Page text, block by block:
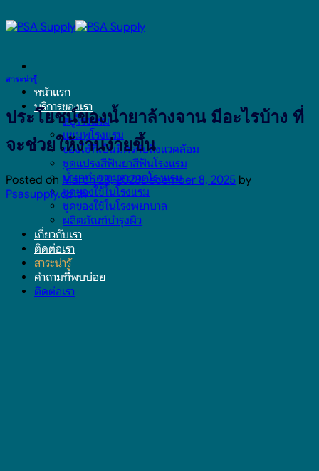
to
หน้าแรก
บริการของเรา
สบู่โรงแรม
แชมพูโรงแรม
ของใช้ที่เป็นมิตรกับสิ่งแวดล้อม
ชุดแปรงสีฟันยาสีฟันโรงแรม
น้ำยาทำความสะอาดโรงแรม
ชุดของใช้ในโรงแรม
ชุดของใช้ในโรงพยาบาล
ผลิตภัณฑ์บำรุงผิว
เกี่ยวกับเรา
ติดต่อเรา
สาระน่ารู้
คำถามที่พบบ่อย
ติดต่อเรา
สาระน่ารู้
ประโยชน์ของน้ำยาล้างจาน มีอะไรบ้าง ที่
จะช่วยให้งานง่ายขึ้น
Posted on March 28, 2023December 8, 2025 by
Psasupply.co.th